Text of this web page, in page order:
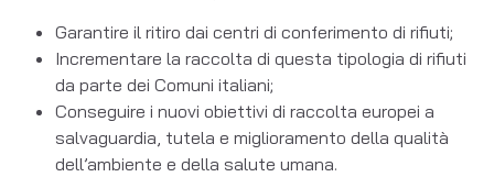
Garantire il ritiro dai centri di conferimento di rifiuti;
Incrementare la raccolta di questa tipologia di rifiuti
da parte dei Comuni italiani;
Conseguire i nuovi obiettivi di raccolta europei a
salvaguardia, tutela e miglioramento della qualità
dell’ambiente e della salute umana.